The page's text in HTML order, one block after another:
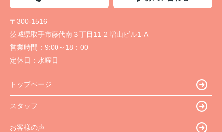
〒300-1516
茨城県取手市藤代南３丁目11-2 増山ビル1-A
営業時間： 9:00～18：00
定休日： 水曜日
トップページ
スタッフ
お客様の声